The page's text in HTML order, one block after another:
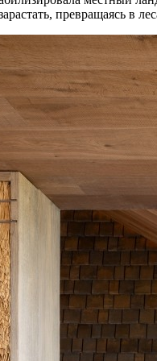
превращаясь в